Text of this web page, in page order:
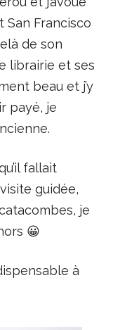
San Francisco
de son
librairie et ses
beau et j’y
payé, je
fallait
guidée,
je
😀
à